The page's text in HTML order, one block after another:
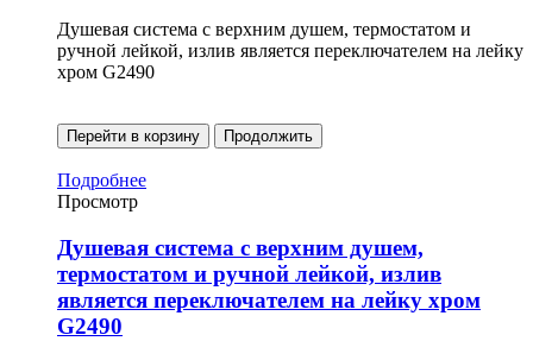
Душевая система с верхним душем, термостатом и
ручной лейкой, излив является переключателем на лейку
хром G2490
Перейти в корзину Продолжить
Подробнее
Просмотр
Душевая система с верхним душем,
термостатом и ручной лейкой, излив
является переключателем на лейку хром
G2490